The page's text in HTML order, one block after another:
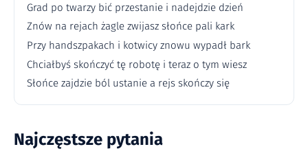
Grad po twarzy bić przestanie i nadejdzie dzień
Znów na rejach żagle zwijasz słońce pali kark
Przy handszpakach i kotwicy znowu wypadł bark
Chciałbyś skończyć tę robotę i teraz o tym wiesz
Słońce zajdzie ból ustanie a rejs skończy się
Najczęstsze pytania